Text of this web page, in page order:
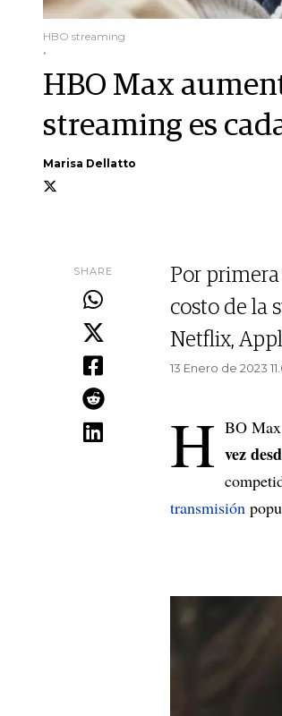
HBO streaming
.
HBO Max
streaming es
Marisa Dellatto
SHARE
Por
costo de la
Netflix,
13 Enero de 2023
H BO
vez
transmisión